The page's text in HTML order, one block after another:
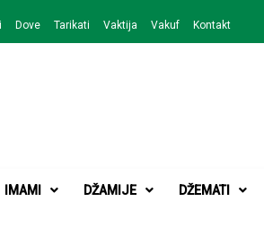
Dove Tarikati Vaktija Vakuf Kontakt
Bijeljina
IMAMI DŽAMIJE DŽEMATI